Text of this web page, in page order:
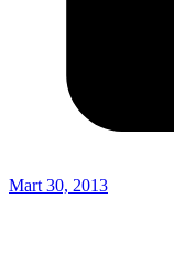
Mart 30, 2013